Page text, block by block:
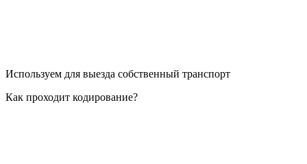
Используем для выезда собственный транспорт
Как проходит кодирование?